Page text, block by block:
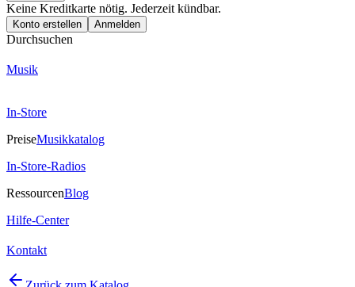
Keine Kreditkarte nötig. Jederzeit kündbar.
Konto erstellen Anmelden
Durchsuchen
Musik
In-Store
PreiseMusikkatalog
In-Store-Radios
RessourcenBlog
Hilfe-Center
Kontakt